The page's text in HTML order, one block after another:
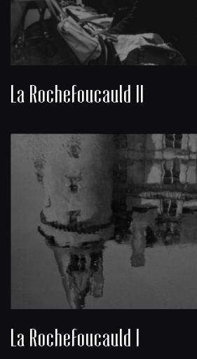
La Rochefoucauld II
La Rochefoucauld I